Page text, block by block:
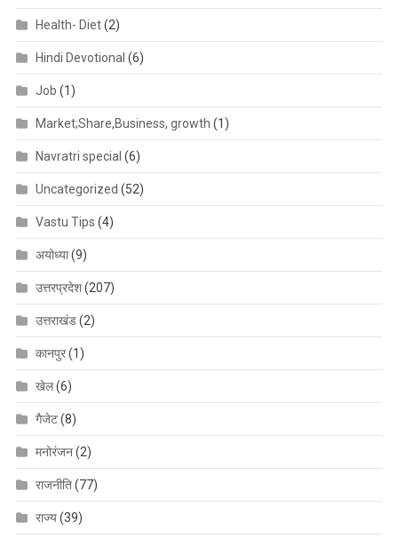
Health- Diet(2)
Hindi Devotional (6)
Job (1)
Market;Share,Business, growth (1)
Navratri special (6)
Uncategorized (52)
Vastu Tips (4)
अयोध्या(9)
उत्तरप्रदेश(207)
उत्तराखंड(2)
कानपुर(1)
खेल(6)
गैजेट(8)
मनोरंजन(2)
राजनीति(77)
राज्य(39)